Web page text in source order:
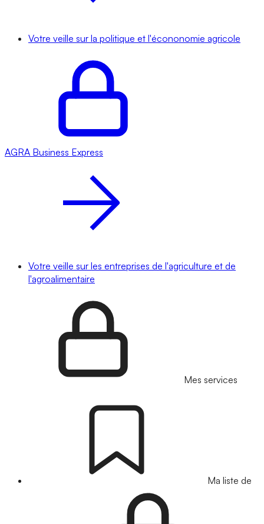
Votre veille sur la politique et l'écononomie agricole
AGRA Business Express
Votre veille sur les entreprises de l'agriculture et de
l'agroalimentaire
Mes services
Ma liste de